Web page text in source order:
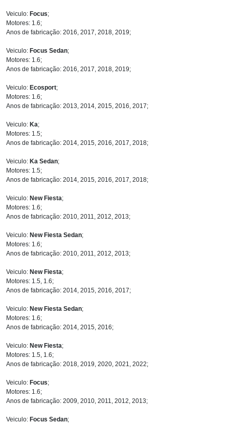
Veiculo: Focus;
Motores: 1.6;
Anos de fabricação: 2016, 2017, 2018, 2019;
Veiculo: Focus Sedan;
Motores: 1.6;
Anos de fabricação: 2016, 2017, 2018, 2019;
Veiculo: Ecosport;
Motores: 1.6;
Anos de fabricação: 2013, 2014, 2015, 2016, 2017;
Veiculo: Ka;
Motores: 1.5;
Anos de fabricação: 2014, 2015, 2016, 2017, 2018;
Veiculo: Ka Sedan;
Motores: 1.5;
Anos de fabricação: 2014, 2015, 2016, 2017, 2018;
Veiculo: New Fiesta;
Motores: 1.6;
Anos de fabricação: 2010, 2011, 2012, 2013;
Veiculo: New Fiesta Sedan;
Motores: 1.6;
Anos de fabricação: 2010, 2011, 2012, 2013;
Veiculo: New Fiesta;
Motores: 1.5, 1.6;
Anos de fabricação: 2014, 2015, 2016, 2017;
Veiculo: New Fiesta Sedan;
Motores: 1.6;
Anos de fabricação: 2014, 2015, 2016;
Veiculo: New Fiesta;
Motores: 1.5, 1.6;
Anos de fabricação: 2018, 2019, 2020, 2021, 2022;
Veiculo: Focus;
Motores: 1.6;
Anos de fabricação: 2009, 2010, 2011, 2012, 2013;
Veiculo: Focus Sedan;